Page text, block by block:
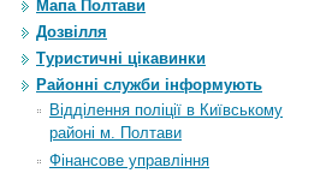
Мапа Полтави
Дозвілля
Туристичні цікавинки
Районні служби інформують
Відділення поліції в Київському
районі м. Полтави
Фінансове управління